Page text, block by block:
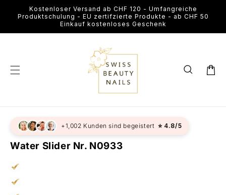
Inhalt
Kostenloser Versand ab CHF 120 - Umfangreiche
Produktschulung - EU zertifzierte Produkte - ab CHF 50
Einkauf kostenloses Geschenk
+1,002 Kunden sind begeistert ⭐ 4.8/5
Water Slider Nr. N0933